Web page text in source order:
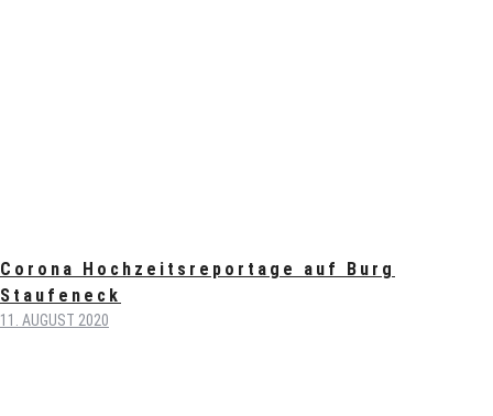
Corona Hochzeitsreportage auf Burg
Staufeneck
11. AUGUST 2020